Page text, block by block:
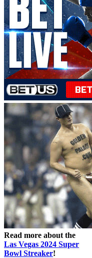
Read more about the
Las Vegas 2024 Super
Bowl Streaker!